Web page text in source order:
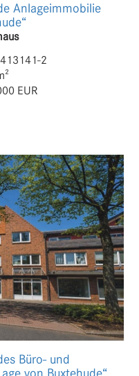
Anlageimmobilie
2
EUR
Büro- und